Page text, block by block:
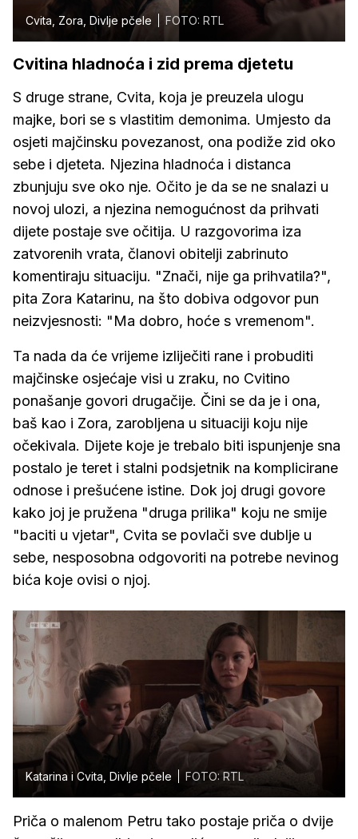
Cvita, Zora, Divlje pčele FOTO: RTL
Cvitina hladnoća i zid prema djetetu
S druge strane, Cvita, koja je preuzela ulogu
majke, bori se s vlastitim demonima. Umjesto da
osjeti majčinsku povezanost, ona podiže zid oko
sebe i djeteta. Njezina hladnoća i distanca
zbunjuju sve oko nje. Očito je da se ne snalazi u
novoj ulozi, a njezina nemogućnost da prihvati
dijete postaje sve očitija. U razgovorima iza
zatvorenih vrata, članovi obitelji zabrinuto
komentiraju situaciju. "Znači, nije ga prihvatila?",
pita Zora Katarinu, na što dobiva odgovor pun
neizvjesnosti: "Ma dobro, hoće s vremenom".
Ta nada da će vrijeme izliječiti rane i probuditi
majčinske osjećaje visi u zraku, no Cvitino
ponašanje govori drugačije. Čini se da je i ona,
baš kao i Zora, zarobljena u situaciji koju nije
očekivala. Dijete koje je trebalo biti ispunjenje sna
postalo je teret i stalni podsjetnik na komplicirane
odnose i prešućene istine. Dok joj drugi govore
kako joj je pružena "druga prilika" koju ne smije
"baciti u vjetar", Cvita se povlači sve dublje u
sebe, nesposobna odgovoriti na potrebe nevinog
bića koje ovisi o njoj.
Katarina i Cvita, Divlje pčele FOTO: RTL
Priča o malenom Petru tako postaje priča o dvije